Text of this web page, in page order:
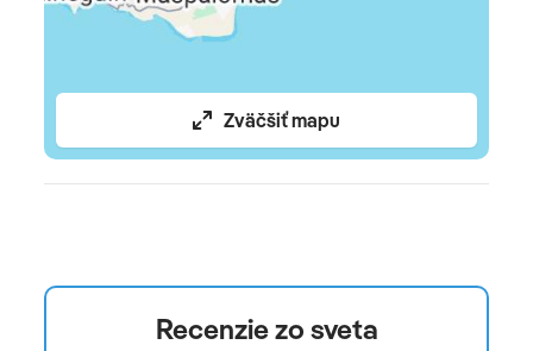
internet: WLAN/WiFi: bezplatný, Vaňa, WC, Sušič
vlasov, Balkón: s posedením
Junior Suite s výhľadom na more , hlavná budova,
Výhľad na more, cca. 43 m², 1 manželská posteľ,1
prístelka, detská postieľka: bez poplatku,
Klimatizácia: bez poplatku, , Trezor: od 2,50 EUR,
upratovanie: denne, bez poplatku, Vaňa, WC, Sušič
Zväčšiť mapu
Recenzie zo sveta